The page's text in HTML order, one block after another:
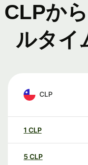
CLPか
ルタイ
CLP
1 CLP
5 CLP